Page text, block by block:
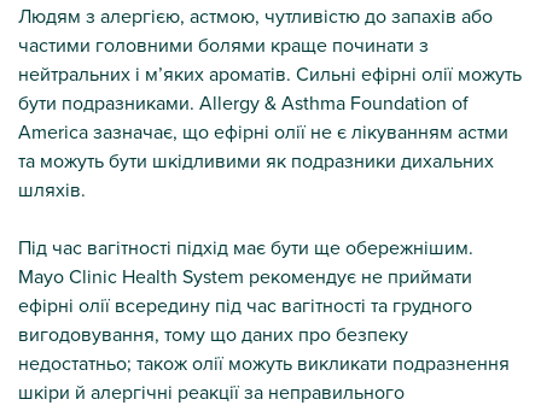
Людям з алергією, астмою, чутливістю до запахів або
частими головними болями краще починати з
нейтральних і м’яких ароматів. Сильні ефірні олії можуть
бути подразниками. Allergy & Asthma Foundation of
America зазначає, що ефірні олії не є лікуванням астми
та можуть бути шкідливими як подразники дихальних
шляхів.
Під час вагітності підхід має бути ще обережнішим.
Mayo Clinic Health System рекомендує не приймати
ефірні олії всередину під час вагітності та грудного
вигодовування, тому що даних про безпеку
недостатньо; також олії можуть викликати подразнення
шкіри й алергічні реакції за неправильного